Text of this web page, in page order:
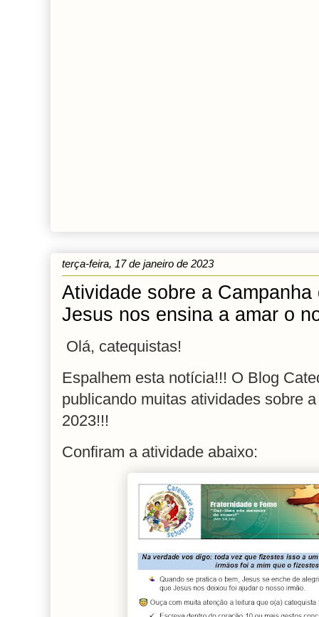
terça-feira, 17 de janeiro de 2023
Atividade sobre a
Jesus nos ensina a amar o
Olá, catequistas!
Espalhem esta notícia!!! O Blog
publicando muitas atividades sobre
2023!!!
Confiram a atividade abaixo: